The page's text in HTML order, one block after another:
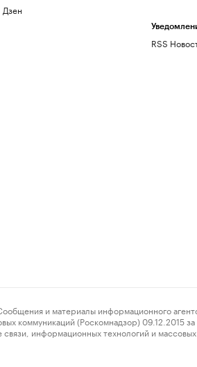
Дзен
RSS
и материалы информационного
коммуникаций (Роскомнадзор)
информационных технологий и